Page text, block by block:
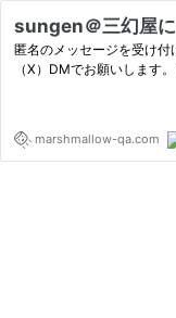
sungen＠三幻屋
匿名のメッセージを受け
marshmallow-qa.com